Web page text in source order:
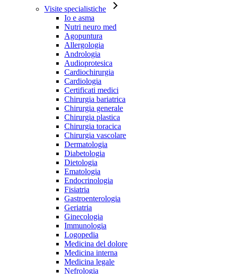
Visite specialistiche
Io e asma
Nutri neuro med
Agopuntura
Allergologia
Andrologia
Audioprotesica
Cardiochirurgia
Cardiologia
Certificati medici
Chirurgia bariatrica
Chirurgia generale
Chirurgia plastica
Chirurgia toracica
Chirurgia vascolare
Dermatologia
Diabetologia
Dietologia
Ematologia
Endocrinologia
Fisiatria
Gastroenterologia
Geriatria
Ginecologia
Immunologia
Logopedia
Medicina del dolore
Medicina interna
Medicina legale
Nefrologia